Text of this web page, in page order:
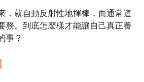
，就自動反射性地揮棒，而通常這
務。到底怎麼樣才能讓自己真正養
事？